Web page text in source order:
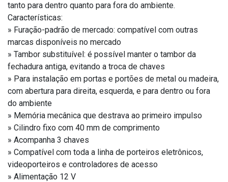
tanto para dentro quanto para fora do ambiente.
Características:
» Furação-padrão de mercado: compatível com outras
marcas disponíveis no mercado
» Tambor substituível: é possível manter o tambor da
fechadura antiga, evitando a troca de chaves
» Para instalação em portas e portões de metal ou madeira,
com abertura para direita, esquerda, e para dentro ou fora
do ambiente
» Memória mecânica que destrava ao primeiro impulso
» Cilindro fixo com 40 mm de comprimento
» Acompanha 3 chaves
» Compatível com toda a linha de porteiros eletrônicos,
videoporteiros e controladores de acesso
» Alimentação 12 V